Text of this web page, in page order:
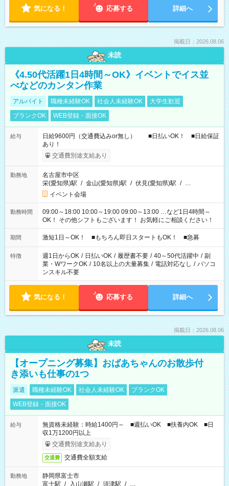
気になる！ 応募する 詳細へ
掲載日：2026.08.06
未読
《4.50代活躍1日4時間～OK》イベントでイス並
べなどのカンタン作業
アルバイト 職種未経験OK 社会人未経験OK
大学生歓迎
ブランクOK
WEB登録・面接OK
給与
日給9600円（交通費込みor無し） ■日払いOK！ ■日給保証
あり！
交通費別途支給あり
勤務地
名古屋市中区
栄(愛知県)駅 / 金山(愛知県)駅 / 伏見(愛知県)駅 / …
イベント会場
勤務時間
09:00～18:00 10:00～19:00 09:00～13:00 …など1日4時間～
OK！ その他シフトもございます！ お気軽にご相談ください！
期間 激短1日～OK！ ■もちろん即日スタートもOK！ ■急募
特徴 週1日からOK / 日払いOK / 履歴書不要 / 40～50代活躍中 / 副
業・WワークOK / 10名以上の大量募集 / 電話対応なし / パソコ
ンスキル不要
気になる！ 応募する 詳細へ
掲載日：2026.08.06
未読
【オープニング募集】おばあちゃんのお散歩付
き添いも仕事の1つ
派遣 職種未経験OK 社会人未経験OK
ブランクOK
WEB登録・面接OK
給与
無資格未経験：時給1400円～ ■週払いOK ■扶養内OK ■日
収1万1200円以上
交通費別途支給あり
交通費 交通費全額支給
勤務地
静岡県富士市
富士駅 / 入山瀬駅 / 須津駅 / …